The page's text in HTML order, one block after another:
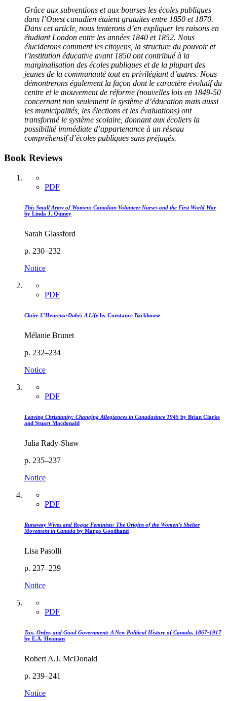
Grâce aux subventions et aux bourses les écoles publiques
dans l’Ouest canadien étaient gratuites entre 1850 et 1870.
Dans cet article, nous tenterons d’en expliquer les raisons en
étudiant London entre les années 1840 et 1852. Nous
éluciderons comment les citoyens, la structure du pouvoir et
l’institution éducative avant 1850 ont contribué à la
marginalisation des écoles publiques et de la plupart des
jeunes de la communauté tout en privilégiant d’autres. Nous
démontrerons également la façon dont le caractère évolutif du
centre et le mouvement de réforme (nouvelles lois en 1849-50
concernant non seulement le système d’éducation mais aussi
les municipalités, les élections et les évaluations) ont
transformé le système scolaire, donnant aux écoliers la
possibilité immédiate d’appartenance à un réseau
compréhensif d’écoles publiques sans préjugés.
Book Reviews
PDF
This Small Army of Women: Canadian Volunteer Nurses and the First World War
by Linda J. Quiney
Sarah Glassford
p. 230–232
Notice
PDF
Claire L’Heureux-Dubé: A Life by Constance Backhouse
Mélanie Brunet
p. 232–234
Notice
PDF
Leaving Christianity: Changing Allegiances in Canadasince 1945 by Brian Clarke
and Stuart Macdonald
Julia Rady-Shaw
p. 235–237
Notice
PDF
Runaway Wives and Rogue Feminists: The Origins of the Women’s Shelter
Movement in Canada by Margo Goodhand
Lisa Pasolli
p. 237–239
Notice
PDF
Tax, Order, and Good Government: A New Political History of Canada, 1867-1917
by E.A. Heaman
Robert A.J. McDonald
p. 239–241
Notice